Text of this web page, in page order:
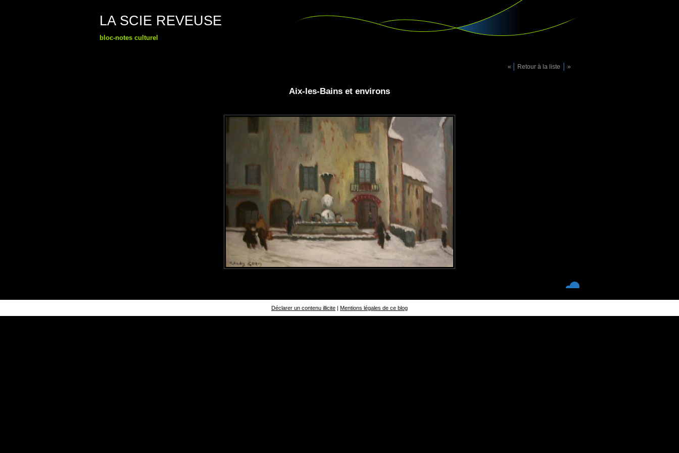
LA SCIE REVEUSE
bloc-notes culturel
« | Retour à la liste |»
Aix-les-Bains et environs
Déclarer un contenu illicite | Mentions légales de ce blog